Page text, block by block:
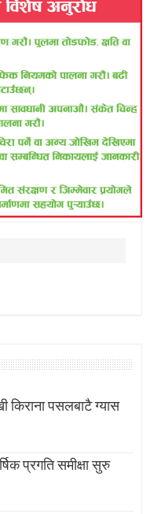
किराना पसलबाटै ग्यास
प्रगति समीक्षा सुरु